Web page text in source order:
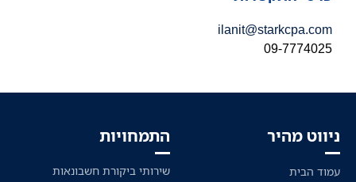
ilanit@starkcpa.com
09-7774025
ניווט מהיר
עמוד הבית
התמחויות
שירותי ביקורת חשבונאות